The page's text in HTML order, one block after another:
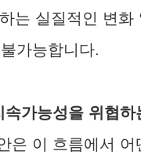
는 실질적인 변
가능합니다.
속가능성을 위협하
은 이 흐름에서 어